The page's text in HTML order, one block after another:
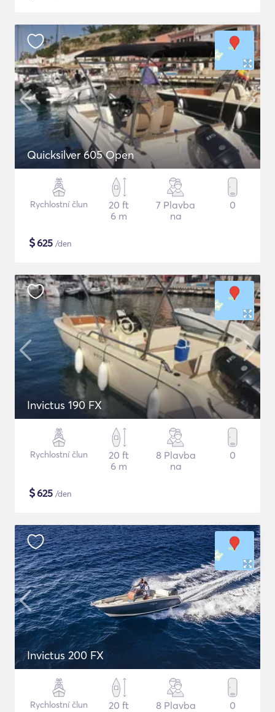
Quicksilver 605 Open
Rychlostní člun
20 ft
6 m
7 Plavba
na
0
$625 /den
Invictus 190 FX
Rychlostní člun
20 ft
6 m
8 Plavba
na
0
$625 /den
Invictus 200 FX
Rychlostní člun
20 ft
8 Plavba
0